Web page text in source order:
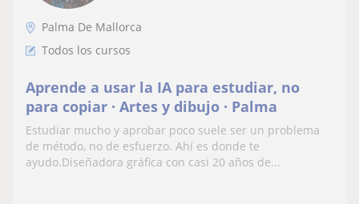
Palma De Mallorca
Todos los cursos
Aprende a usar la IA para estudiar, no
para copiar · Artes y dibujo · Palma
Estudiar mucho y aprobar poco suele ser un problema
de método, no de esfuerzo. Ahí es donde te
ayudo.Diseñadora gráfica con casi 20 años de...